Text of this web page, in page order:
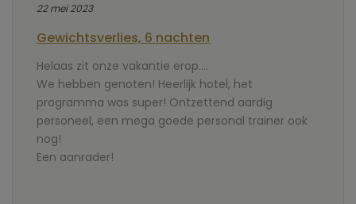
22 mei 2023
Gewichtsverlies, 6 nachten
Helaas zit onze vakantie erop....
We hebben genoten! Heerlijk hotel, het
programma was super! Ontzettend aardig
personeel, een mega goede personal trainer ook
nog!
Een aanrader!